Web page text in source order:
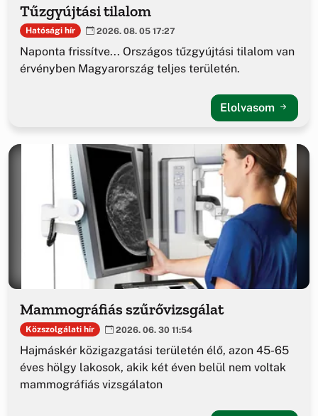
Tűzgyújtási tilalom
Hatósági hír 2026. 08. 05 17:27
Naponta frissítve... Országos tűzgyújtási tilalom van
érvényben Magyarország teljes területén.
Elolvasom
Mammográfiás szűrővizsgálat
Közszolgálati hír 2026. 06. 30 11:54
Hajmáskér közigazgatási területén élő, azon 45-65
éves hölgy lakosok, akik két éven belül nem voltak
mammográfiás vizsgálaton